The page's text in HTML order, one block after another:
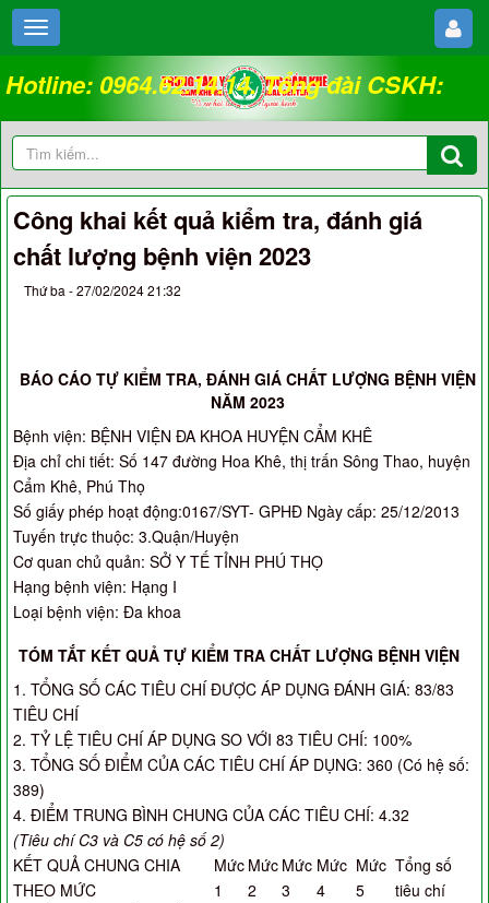
Hotline: 0964.62.14.14. Tổng đài CSKH:
18008262
Công khai kết quả kiểm tra, đánh giá
chất lượng bệnh viện 2023
Thứ ba - 27/02/2024 21:32
BÁO CÁO TỰ KIỂM TRA, ĐÁNH GIÁ CHẤT LƯỢNG BỆNH VIỆN
NĂM 2023
Bệnh viện: BỆNH VIỆN ĐA KHOA HUYỆN CẨM KHÊ
Địa chỉ chi tiết: Số 147 đường Hoa Khê, thị trấn Sông Thao, huyện
Cẩm Khê, Phú Thọ
Số giấy phép hoạt động:0167/SYT- GPHĐ Ngày cấp: 25/12/2013
Tuyến trực thuộc: 3.Quận/Huyện
Cơ quan chủ quản: SỞ Y TẾ TỈNH PHÚ THỌ
Hạng bệnh viện: Hạng I
Loại bệnh viện: Đa khoa
TÓM TẮT KẾT QUẢ TỰ KIỂM TRA CHẤT LƯỢNG BỆNH VIỆN
1. TỔNG SỐ CÁC TIÊU CHÍ ĐƯỢC ÁP DỤNG ĐÁNH GIÁ: 83/83
TIÊU CHÍ
2. TỶ LỆ TIÊU CHÍ ÁP DỤNG SO VỚI 83 TIÊU CHÍ: 100%
3. TỔNG SỐ ĐIỂM CỦA CÁC TIÊU CHÍ ÁP DỤNG: 360 (Có hệ số:
389)
4. ĐIỂM TRUNG BÌNH CHUNG CỦA CÁC TIÊU CHÍ: 4.32
(Tiêu chí C3 và C5 có hệ số 2)
KẾT QUẢ CHUNG CHIA
THEO MỨC
Mức
1
Mức
2
Mức
3
Mức
4
Mức
5
Tổng số
tiêu chí